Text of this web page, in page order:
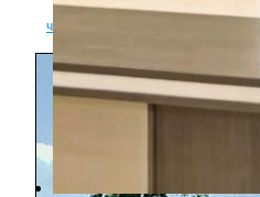
читать полностью